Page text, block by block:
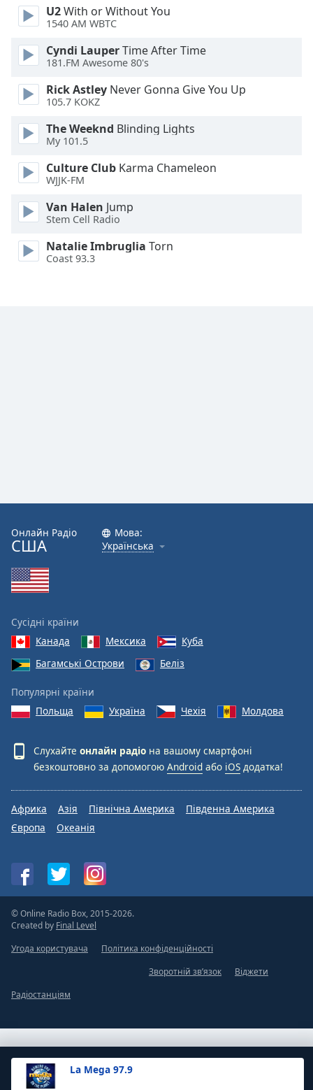
Size
Text
Edge
Style
Font
Family
Reset
Close
Modal
La Mega 97.9
U2With or Without You
1540 AM WBTC
Cyndi LauperTime After Time
181.FM Awesome 80's
Rick Astley Never Gonna Give You Up
105.7 KOKZ
The Weeknd Blinding Lights
My 101.5
Culture Club Karma Chameleon
WJJK-FM
Van Halen Jump
Stem Cell Radio
Natalie Imbruglia Torn
Coast 93.3
Онлайн Радіо
США
Мова:
Українська
Сусідні країни
Канада
Мексика
Куба
Багамські Острови
Беліз
Популярні країни
Польща
Україна Чехія Молдова
Слухайте онлайн радіо на вашому смартфоні
безкоштовно за допомогою Android або iOS додатка!
Африка Азія Північна Америка
Південна Америка
Європа
Океанія
© Online Radio Box, 2015-2026.
Created by Final Level
Угода користувача
Політика конфіденційності
Зворотній зв’язок
Віджети
Радіостанціям